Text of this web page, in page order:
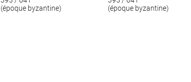
(époque byzantine)
(époque byzantine)